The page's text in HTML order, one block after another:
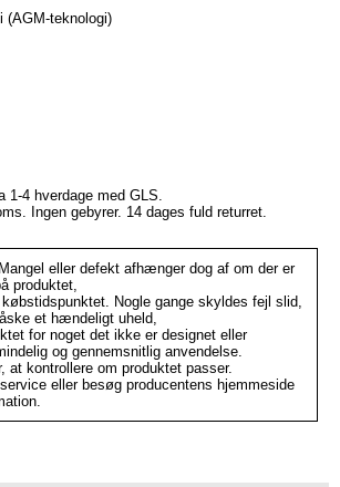
(AGM-teknologi)
1-4 hverdage med GLS.
Ingen gebyrer. 14 dages fuld returret.
Mangel eller defekt afhænger dog af om der er
produktet,
Nogle gange skyldes fejl slid,
et hændeligt uheld,
for noget det ikke er designet eller
og gennemsnitlig anvendelse.
at kontrollere om produktet passer.
eller besøg producentens hjemmeside